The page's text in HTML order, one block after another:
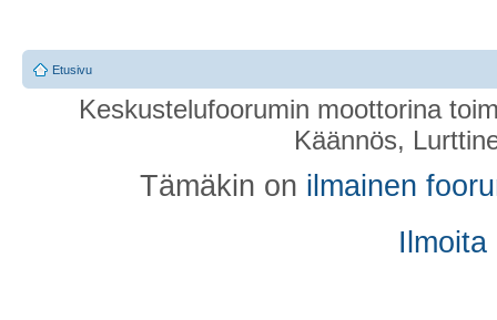
Etusivu
Keskustelufoorumin moottorina
Käännös,
Tämäkin on ilmainen